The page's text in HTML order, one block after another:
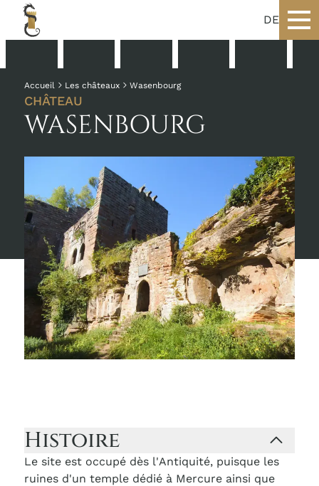
DE
Accueil Les châteaux Wasenbourg
CHÂTEAU
WASENBOURG
Histoire
Le site est occupé dès l'Antiquité, puisque les
ruines d'un temple dédié à Mercure ainsi que